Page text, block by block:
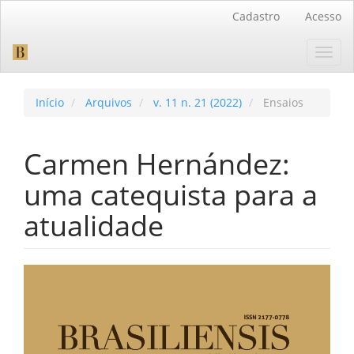
Barra
Cadastro Acesso
Início Arquivos v. 11 n. 21 (2022) Ensaios
Carmen Hernández:
uma catequista para a
atualidade